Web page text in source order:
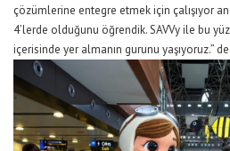
çözümlerine entegre etmek için çalışıyor
4’lerde olduğunu öğrendik. SAVVy ile bu
içerisinde yer almanın gurunu yaşıyoruz.”